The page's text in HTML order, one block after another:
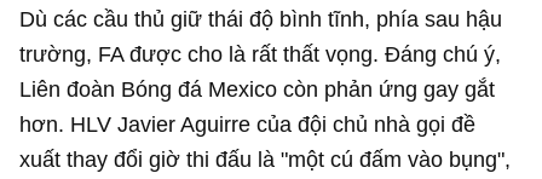
Dù các cầu thủ giữ thái độ bình tĩnh, phía sau hậu
trường, FA được cho là rất thất vọng. Đáng chú ý,
Liên đoàn Bóng đá Mexico còn phản ứng gay gắt
hơn. HLV Javier Aguirre của đội chủ nhà gọi đề
xuất thay đổi giờ thi đấu là "một cú đấm vào bụng",